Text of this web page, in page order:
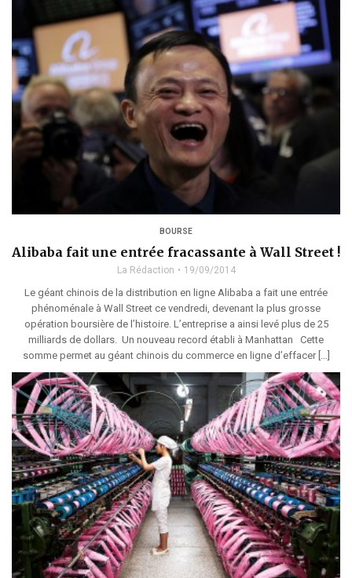
BOURSE
Alibaba fait une entrée fracassante à Wall Street !
La Rédaction 19/09/2014
Le géant chinois de la distribution en ligne Alibaba a fait une entrée
phénoménale à Wall Street ce vendredi, devenant la plus grosse
opération boursière de l’histoire. L’entreprise a ainsi levé plus de 25
milliards de dollars. Un nouveau record établi à Manhattan Cette
somme permet au géant chinois du commerce en ligne d’effacer […]